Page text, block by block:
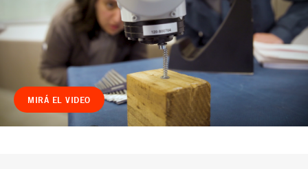
MIRÁ EL VIDEO